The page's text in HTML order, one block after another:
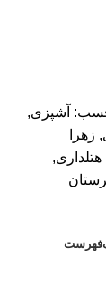
آشپزی,
, زهرا
هتلداری,
فهرست